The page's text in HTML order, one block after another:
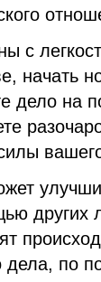
с
начать
дело на
других
по